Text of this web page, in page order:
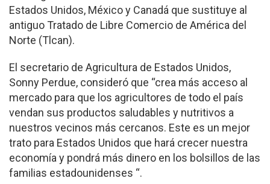
Estados Unidos, México y Canadá que sustituye al
antiguo Tratado de Libre Comercio de América del
Norte (Tlcan).
El secretario de Agricultura de Estados Unidos,
Sonny Perdue, consideró que “crea más acceso al
mercado para que los agricultores de todo el país
vendan sus productos saludables y nutritivos a
nuestros vecinos más cercanos. Este es un mejor
trato para Estados Unidos que hará crecer nuestra
economía y pondrá más dinero en los bolsillos de las
familias estadounidenses “.